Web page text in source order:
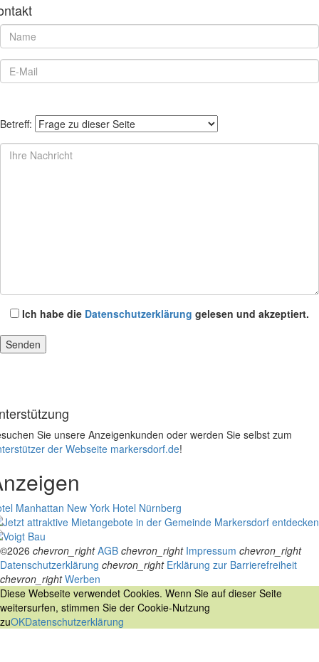
Betreff:
Ich habe die Datenschutzerklärung gelesen und akzeptiert.
Sie unsere Anzeigenkunden oder werden Sie selbst zum
der Webseite markersdorf.de!
Manhattan New York Hotel Nürnberg
©2026 chevron_right AGB chevron_right Impressum chevron_right
Datenschutzerklärung chevron_right Erklärung zur Barrierefreiheit
chevron_right Werben
Diese Webseite verwendet Cookies. Wenn Sie auf dieser Seite
weitersurfen, stimmen Sie der Cookie-Nutzung
zuOKDatenschutzerklärung